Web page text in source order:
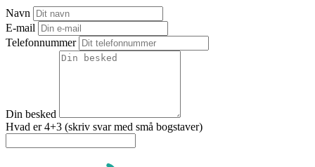
Navn
E-mail
Telefonnummer
Din besked
Hvad er 4+3 (skriv svar med små bogstaver)